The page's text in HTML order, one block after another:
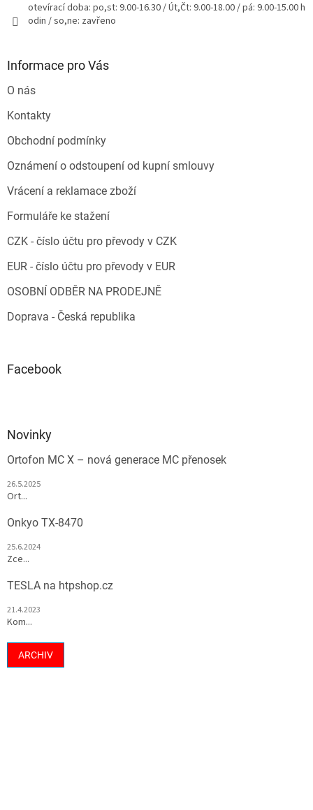
otevírací doba: po,st: 9.00-16.30 / Út,Čt: 9.00-18.00 / pá: 9.00-15.00 h
odin / so,ne: zavřeno
Informace pro Vás
O nás
Kontakty
Obchodní podmínky
Oznámení o odstoupení od kupní smlouvy
Vrácení a reklamace zboží
Formuláře ke stažení
CZK - číslo účtu pro převody v CZK
EUR - číslo účtu pro převody v EUR
OSOBNÍ ODBĚR NA PRODEJNĚ
Doprava - Česká republika
Facebook
Novinky
Ortofon MC X – nová generace MC přenosek
26.5.2025
Ort...
Onkyo TX-8470
25.6.2024
Zce...
TESLA na htpshop.cz
21.4.2023
Kom...
ARCHIV